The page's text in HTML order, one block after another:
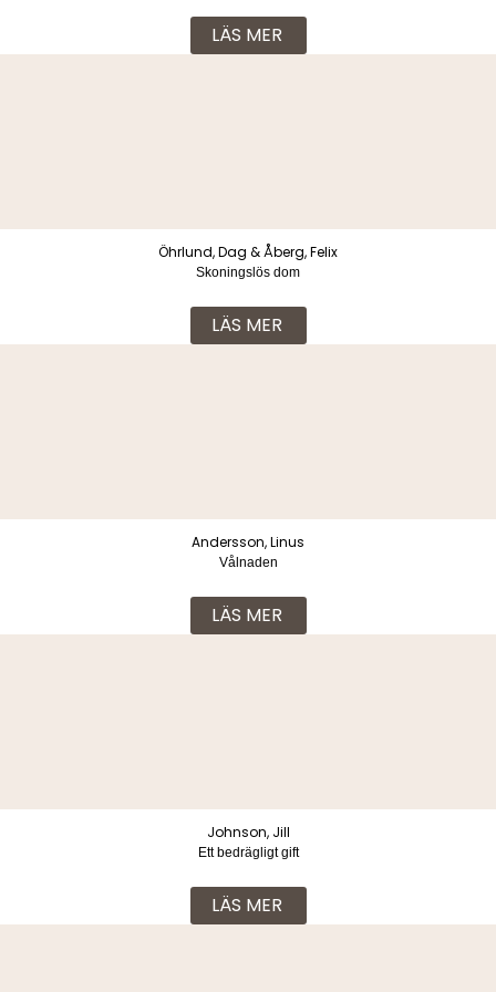
LÄS MER
Öhrlund, Dag & Åberg, Felix
Skoningslös dom
LÄS MER
Andersson, Linus
Vålnaden
LÄS MER
Johnson, Jill
Ett bedrägligt gift
LÄS MER